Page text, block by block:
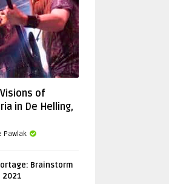
of
in De Helling,
Pawlak
Brainstorm
2021